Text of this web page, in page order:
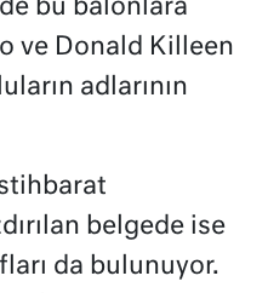
bu balonlara
ve Donald Killeen
adlarının
belgede ise
da bulunuyor.